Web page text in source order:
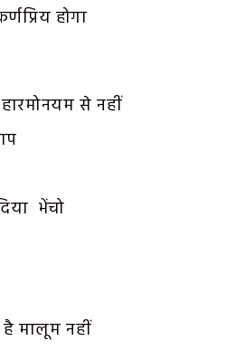
होगा
से नहीं
भेंचो
मालूम नहीं